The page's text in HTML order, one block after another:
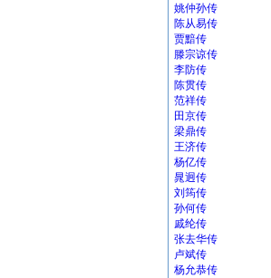
姚仲孙传
陈从易传
贾黯传
滕宗谅传
李防传
陈贯传
范祥传
田京传
梁鼎传
王济传
杨亿传
晁迥传
刘筠传
孙何传
戚纶传
张去华传
卢斌传
杨允恭传